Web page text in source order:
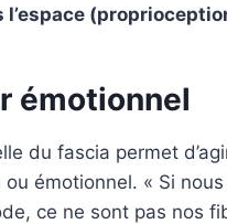
émotionnel
du fascia permet
émotionnel. « Si
ce ne sont pas nos